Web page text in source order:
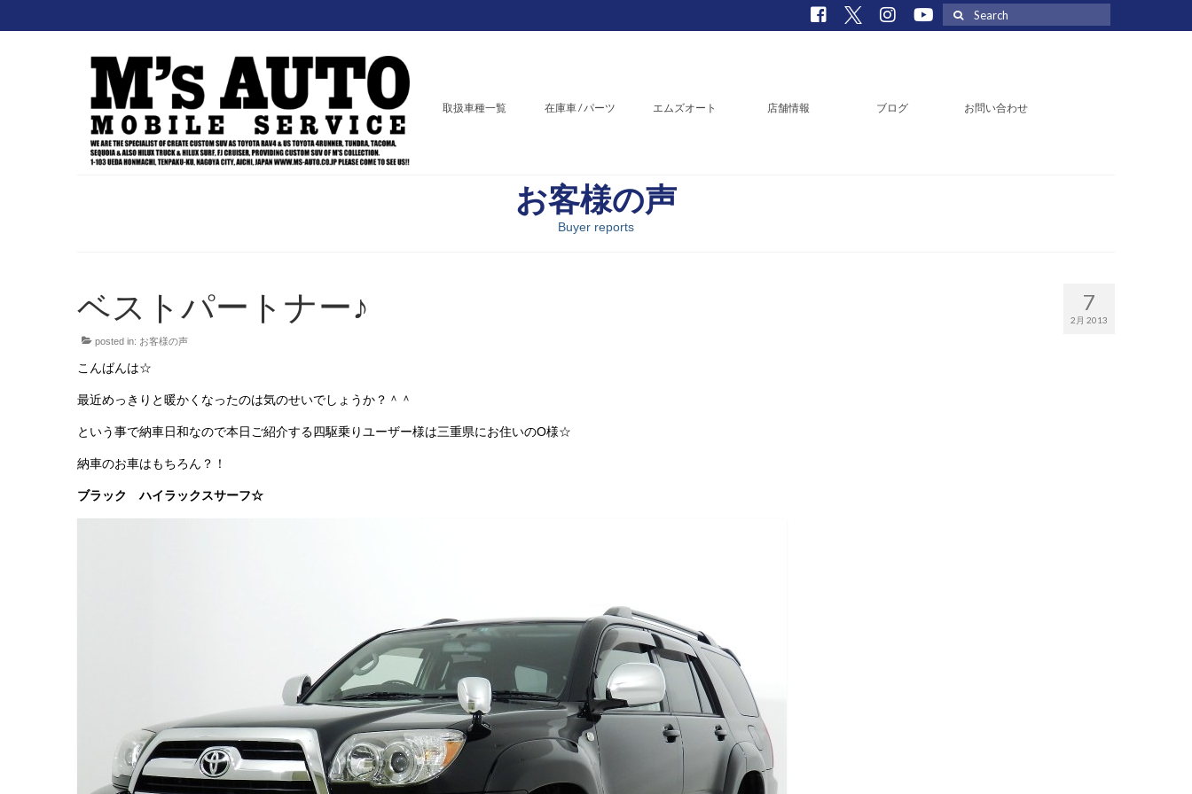
Search
for:
取扱車種一覧 在庫車 / パーツ エムズオート 店舗情報 ブログ お問い合わせ
お客様の声
Buyer reports
7
2月 2013
ベストパートナー♪
posted in: お客様の声
こんばんは☆
最近めっきりと暖かくなったのは気のせいでしょうか？＾＾
という事で納車日和なので本日ご紹介する四駆乗りユーザー様は三重県にお住いのO様☆
納車のお車はもちろん？！
ブラック ハイラックスサーフ☆